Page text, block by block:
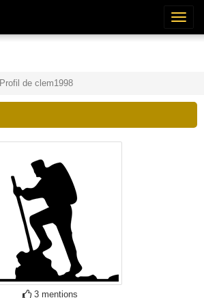
Profil de clem1998
3 mentions